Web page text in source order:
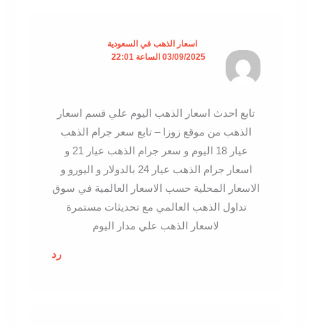
اسعار الذهب في السعودية
03/09/2025 الساعة 22:01
تابع احدث اسعار الذهب اليوم علي قسم اسعار
الذهب من موقع زوزا – تابع سعر جرام الذهب
عيار 18 اليوم و سعر جرام الذهب عيار 21 و
اسعار جرام الذهب عيار 24 بالدولار و اليورو و
الاسعار المحلية حسب الاسعار العالمية في سوق
تداول الذهب العالمي مع تحديثات مستمرة
لاسعار الذهب علي مدار اليوم
رد